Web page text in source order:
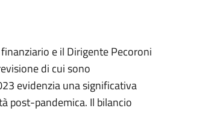
e il Dirigente Pecoroni
di cui sono
evidenzia una significativa
post-pandemica. Il bilancio